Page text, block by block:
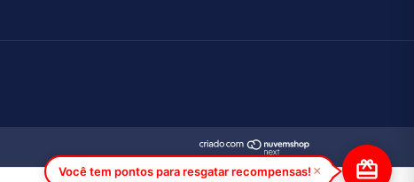
Você tem pontos para resgatar recompensas! ×